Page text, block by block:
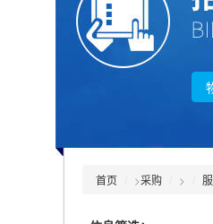
首页 >采购 >